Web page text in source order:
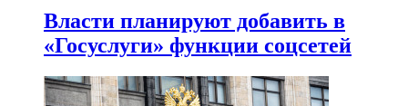
Власти планируют добавить в
«Госуслуги» функции соцсетей